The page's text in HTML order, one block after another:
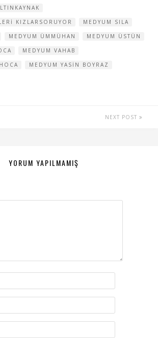
KIZLARSORUYOR
MEDYUM SILA
MEDYUM ÜMMÜHAN
MEDYUM ÜSTÜN
MEDYUM VAHAB
MEDYUM YASIN BOYRAZ
NEXT POST
YORUM YAPILMAMIŞ